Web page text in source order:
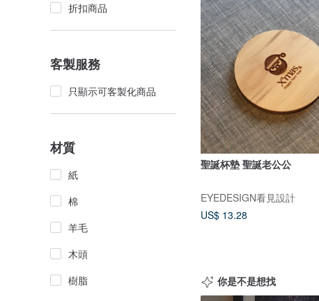
折扣商品
客製服務
只顯示可客製化商品
材質
紙
棉
羊毛
木頭
樹脂
聖誕杯墊 聖誕老公公
EYEDESIGN看見設計
US$ 13.28
你是不是想找